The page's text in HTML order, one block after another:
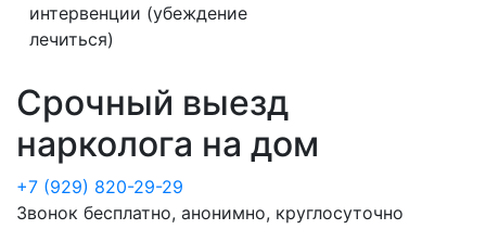
интервенции (убеждение
лечиться)
Срочный выезд
нарколога на дом
+7 (929) 820-29-29
Звонок бесплатно, анонимно, круглосуточно